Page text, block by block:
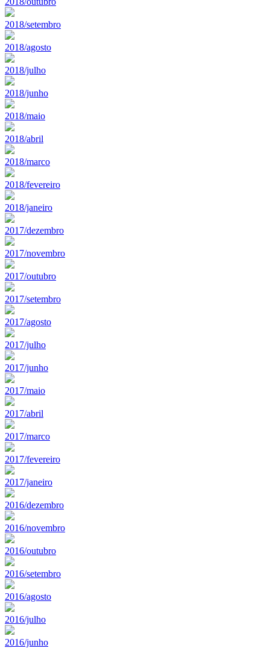
2018/setembro
2018/agosto
2018/julho
2018/junho
2018/maio
2018/abril
2018/marco
2018/fevereiro
2018/janeiro
2017/dezembro
2017/novembro
2017/outubro
2017/setembro
2017/agosto
2017/julho
2017/junho
2017/maio
2017/abril
2017/marco
2017/fevereiro
2017/janeiro
2016/dezembro
2016/novembro
2016/outubro
2016/setembro
2016/agosto
2016/julho
2016/junho